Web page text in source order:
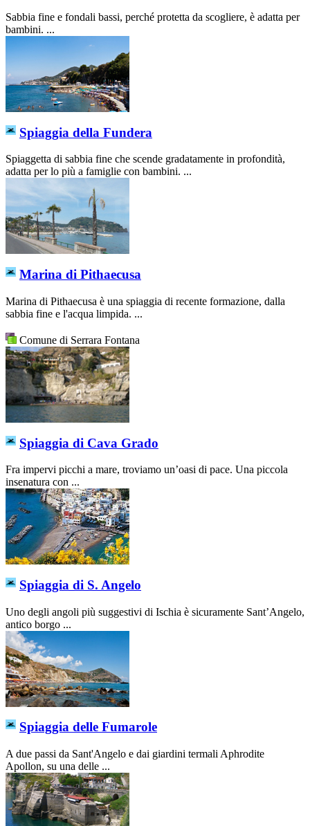
Sabbia fine e fondali bassi, perché protetta da scogliere, è adatta per
bambini. ...
Spiaggia della Fundera
Spiaggetta di sabbia fine che scende gradatamente in profondità,
adatta per lo più a famiglie con bambini. ...
Marina di Pithaecusa
Marina di Pithaecusa è una spiaggia di recente formazione, dalla
sabbia fine e l'acqua limpida. ...
Comune di Serrara Fontana
Spiaggia di Cava Grado
Fra impervi picchi a mare, troviamo un’oasi di pace. Una piccola
insenatura con ...
Spiaggia di S. Angelo
Uno degli angoli più suggestivi di Ischia è sicuramente Sant’Angelo,
antico borgo ...
Spiaggia delle Fumarole
A due passi da Sant'Angelo e dai giardini termali Aphrodite
Apollon, su una delle ...